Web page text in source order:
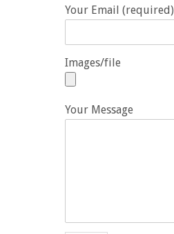
Your Email (required)
Images/file
Your Message